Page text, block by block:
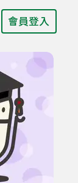
會員登入